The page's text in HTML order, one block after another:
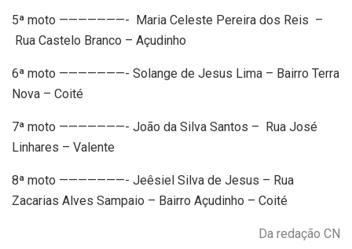
5ª moto ———————- Maria Celeste Pereira dos Reis –
Rua Castelo Branco – Açudinho
6ª moto ———————- Solange de Jesus Lima – Bairro Terra
Nova – Coité
7ª moto ———————- João da Silva Santos – Rua José
Linhares – Valente
8ª moto ———————- Jeêsiel Silva de Jesus – Rua
Zacarias Alves Sampaio – Bairro Açudinho – Coité
Da redação CN